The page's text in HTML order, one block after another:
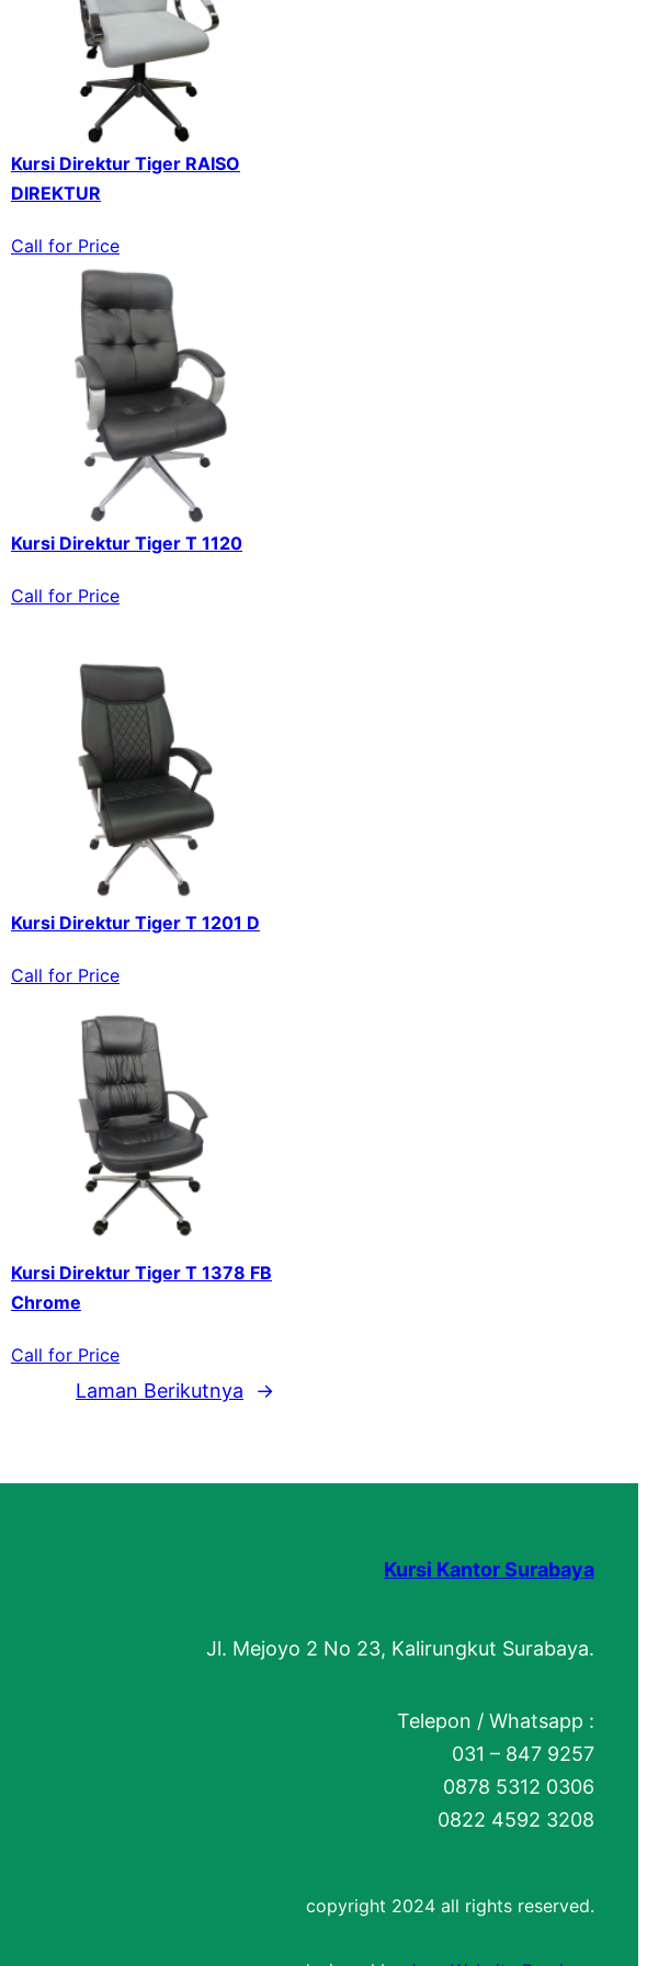
Kursi Direktur Tiger RAISO
DIREKTUR
Call for Price
Kursi Direktur Tiger T 1120
Call for Price
Kursi Direktur Tiger T 1201 D
Call for Price
Kursi Direktur Tiger T 1378 FB
Chrome
Call for Price
Laman Berikutnya →
Kursi Kantor Surabaya
Jl. Mejoyo 2 No 23, Kalirungkut Surabaya.
Telepon / Whatsapp :
031 – 847 9257
0878 5312 0306
0822 4592 3208
copyright 2024 all rights reserved.